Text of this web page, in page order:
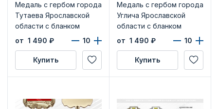
Медаль с гербом города
Тутаева Ярославской
области с бланком
удостоверения
от 1 490 ₽
Купить
Медаль с гербом города
Углича Ярославской
области с бланком
удостоверения
от 1 490 ₽
Купить